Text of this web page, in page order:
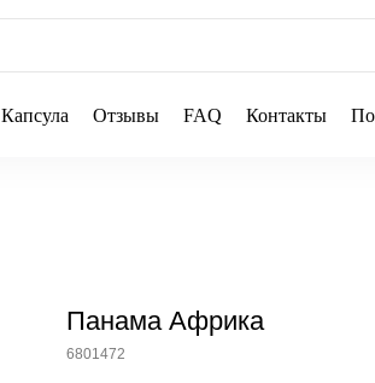
Капсула Отзывы FAQ Контакты
Панама Африка
6801472